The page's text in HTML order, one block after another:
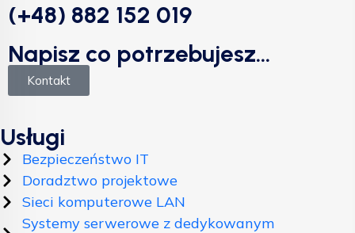
(+48) 882 152 019
Napisz co potrzebujesz...
Kontakt
Usługi
Bezpieczeństwo IT
Doradztwo projektowe
Sieci komputerowe LAN
Systemy serwerowe z dedykowanym